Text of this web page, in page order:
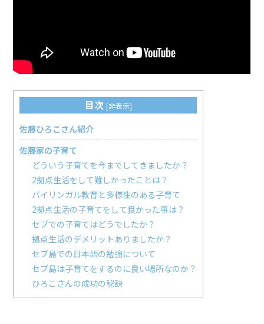
目次 [非表示]
佐藤ひろこさん紹介
佐藤家の子育て
どういう子育てを今までしてきましたか？
2拠点生活をして難しかったことは？
バイリンガル教育と多様性のある子育て
2拠点生活の子育てをして良かった事は？
セブでの子育てはどうでしたか？
拠点生活のデメリットありましたか？
セブ島での日本語の勉強について
セブ島は子育てをするのに良い場所なのか？
ひろこさんの成功の秘訣